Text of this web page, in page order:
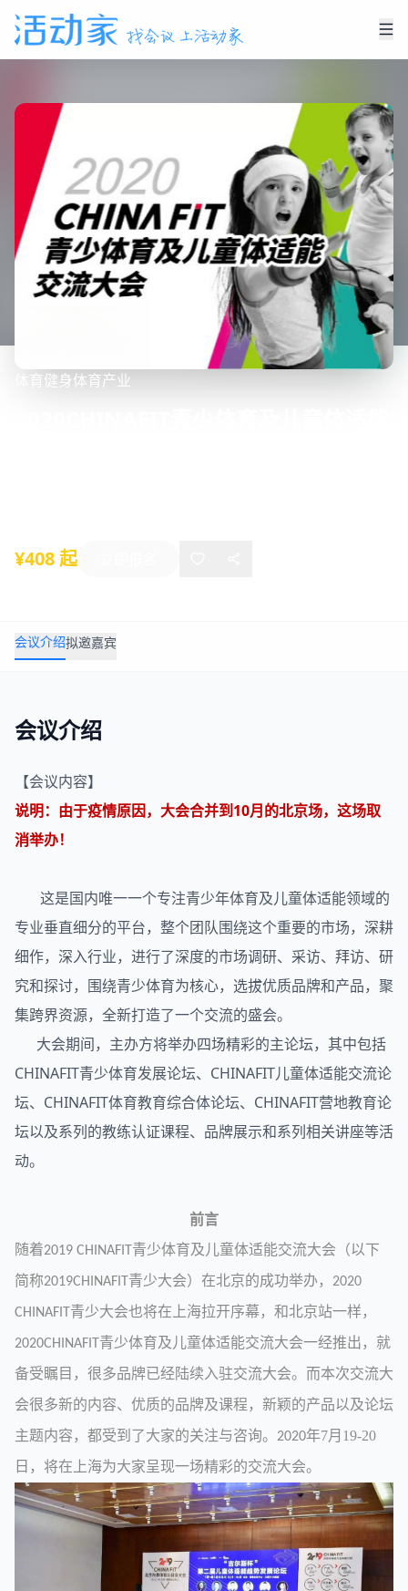
体育健身体育产业
¥408 起
会议介绍拟邀嘉宾
会议介绍
【会议内容】
说明：由于疫情原因，大会合并到10月的北京场，这场取
消举办！
这是国内唯一一个专注青少年体育及儿童体适能领域的
专业垂直细分的平台，整个团队围绕这个重要的市场，深耕
细作，深入行业，进行了深度的市场调研、采访、拜访、研
究和探讨，围绕青少体育为核心，选拔优质品牌和产品，聚
集跨界资源，全新打造了一个交流的盛会。
大会期间，主办方将举办四场精彩的主论坛，其中包括
CHINAFIT青少体育发展论坛、CHINAFIT儿童体适能交流论
坛、CHINAFIT体育教育综合体论坛、CHINAFIT营地教育论
坛以及系列的教练认证课程、品牌展示和系列相关讲座等活
动。
前言
随着2019 CHINAFIT青少体育及儿童体适能交流大会（以下
简称2019CHINAFIT青少大会）在北京的成功举办， 2020
CHINAFIT青少大会也将在上海拉开序幕，和北京站一样，
2020CHINAFIT青少体育及儿童体适能交流大会一经推出，就
备受瞩目，很多品牌已经陆续入驻交流大会。而本次交流大
会很多新的内容、优质的品牌及课程，新颖的产品以及论坛
主题内容，都受到了大家的关注与咨询。 2020年7月19-20
日，将在上海为大家呈现一场精彩的交流大会。